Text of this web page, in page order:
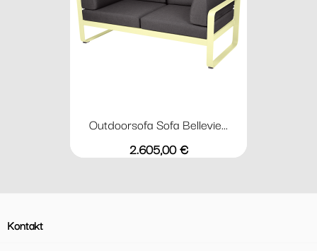
Outdoorsofa Sofa Bellevie...
Preis
2.605,00 €
Kontakt